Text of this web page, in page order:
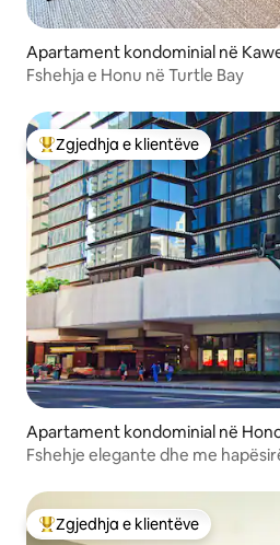
Apartament kondominial në
Fshehja e Honu në Turtle Bay
Më të mirat e zgjedhjeve të
Zgjedhja e klientëve
Apartament kondominial në
Fshehje elegante dhe me
Më të mirat e zgjedhjeve të
Zgjedhja e klientëve